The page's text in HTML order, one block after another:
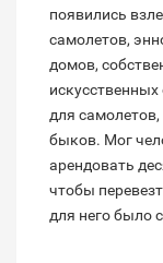
появились
самолетов,
домов,
для
быков. Мог
арендовать
чтобы
для него было